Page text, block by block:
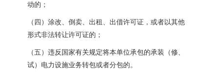
动的；
（四）涂改、倒卖、出租、出借许可证，或者以其他
形式非法转让许可证的；
（五）违反国家有关规定将本单位承包的承装（修、
试）电力设施业务转包或者分包的。